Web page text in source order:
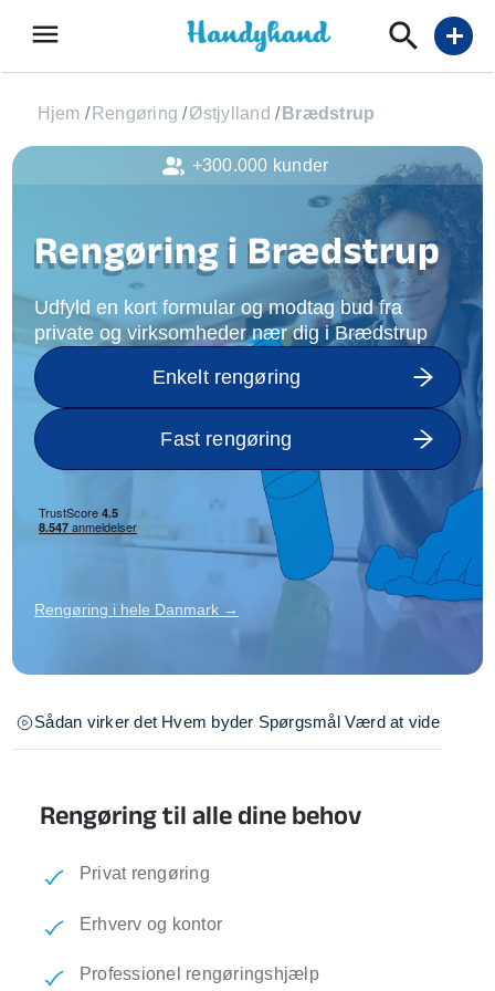
menu add
Hjem / Rengøring /Østjylland / Brædstrup
Rengøring i Brædstrup
Udfyld en kort formular og modtag bud fra
private og virksomheder nær dig i Brædstrup
Enkelt rengøring
Fast rengøring
Rengøring i hele Danmark →
Sådan virker det Hvem byder Spørgsmål Værd at vide
Rengøring til alle dine behov
Privat rengøring
Erhverv og kontor
Professionel rengøringshjælp
+300.000 kunder